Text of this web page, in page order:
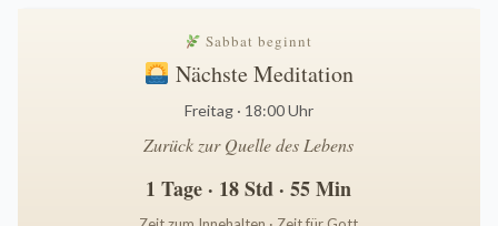
Sabbat beginnt
Nächste Meditation
Freitag · 18:00 Uhr
Zurück zur Quelle des Lebens
1 Tage · 18 Std · 55 Min